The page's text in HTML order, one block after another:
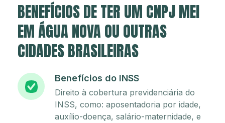
BENEFÍCIOS DE TER UM CNPJ MEI
EM ÁGUA NOVA OU OUTRAS
CIDADES BRASILEIRAS
Benefícios do INSS
Direito à cobertura previdenciária do
INSS, como: aposentadoria por idade,
auxílio-doença, salário-maternidade, e